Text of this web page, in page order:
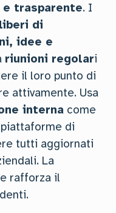
e trasparente. I
liberi di
idee e
riunioni regolari
il loro punto di
attivamente. Usa
interna come
di
tutti aggiornati
La
rafforza il